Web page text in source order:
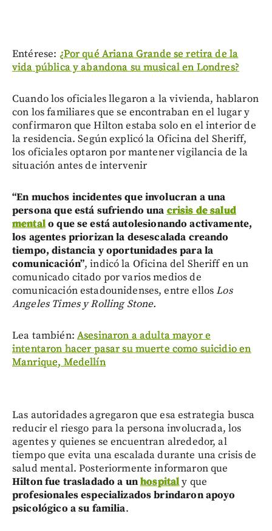
Entérese: ¿Por qué Ariana Grande se retira de la
vida pública y abandona su musical en Londres?
Cuando los oficiales llegaron a la vivienda, hablaron
con los familiares que se encontraban en el lugar y
confirmaron que Hilton estaba solo en el interior de
la residencia. Según explicó la Oficina del Sheriff,
los oficiales optaron por mantener vigilancia de la
situación antes de intervenir
“En muchos incidentes que involucran a una
persona que está sufriendo una crisis de salud
mentalo que se está autolesionando activamente,
los agentes priorizan la desescalada creando
tiempo, distancia y oportunidades para la
comunicación”, indicó la Oficina del Sheriff en un
comunicado citado por varios medios de
comunicación estadounidenses, entre ellosLos
Angeles Times y Rolling Stone.
Lea también: Asesinaron a adulta mayor e
intentaron hacer pasar su muerte como suicidio en
Manrique, Medellín
Las autoridades agregaron que esa estrategia busca
reducir el riesgo para la persona involucrada, los
agentes y quienes se encuentran alrededor, al
tiempo que evita una escalada durante una crisis de
salud mental. Posteriormente informaron que
Hilton fue trasladado a unhospitaly que
profesionales especializados brindaron apoyo
psicológico a su familia.